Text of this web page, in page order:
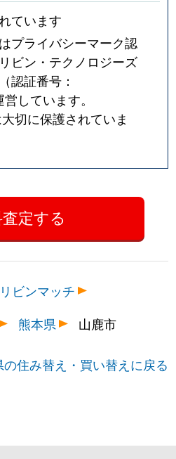
ています
プライバシーマーク認
ビン・テクノロジーズ
認証番号：
営しています。
切に保護されていま
ビンマッチ
熊本県 山鹿市
の住み替え・買い替えに戻る